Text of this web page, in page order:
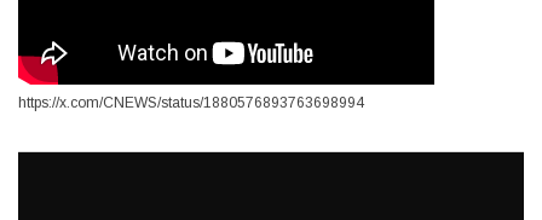
https://x.com/CNEWS/status/1880576893763698994